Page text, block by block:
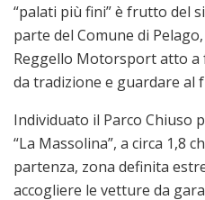
“palati più fini” è frutto del
parte del Comune di
Reggello Motorsport atto a
da tradizione e guardare al
Individuato il Parco Chiuso
“La Massolina”, a circa 1,8
partenza, zona definita
accogliere le vetture da